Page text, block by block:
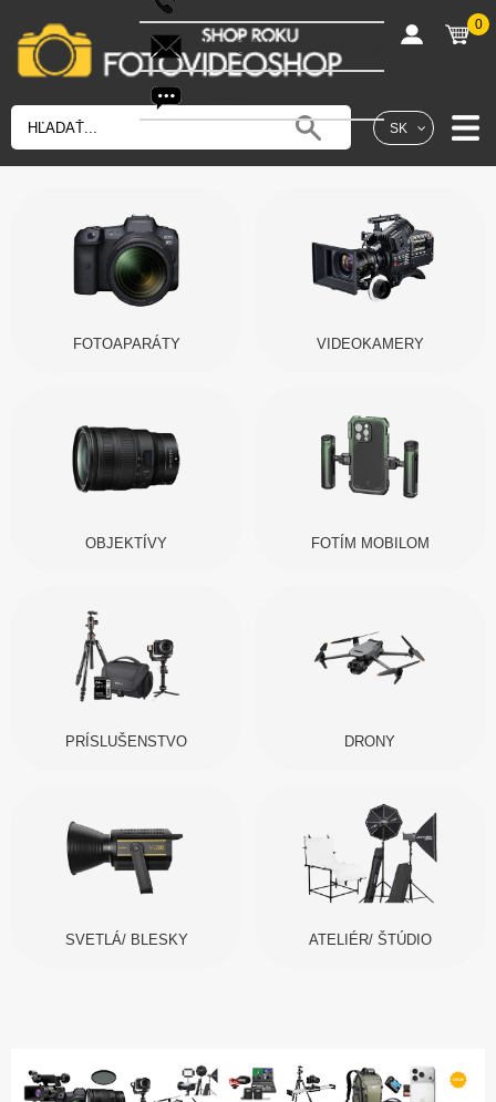
SK
shop@fotovideoshop.sk
0
FOTOAPARÁTY VIDEOKAMERY
OBJEKTÍVY FOTÍM MOBILOM
PRÍSLUŠENSTVO DRONY
SVETLÁ/ BLESKY ATELIÉR/ ŠTÚDIO